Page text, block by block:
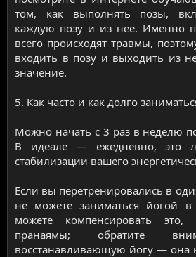
том, как выполнять позы,
каждую позу и из нее. Именно
всего происходят травмы,
входить в позу и выходить из
значение.
5. Как часто и как долго
Можно начать с 3 раз в неделю
В идеале — ежедневно, это
стабилизации вашего
Если вы перетренировались в
не можете заниматься йогой в
можете компенсировать
пранаямы; обратите
восстанавливающую йогу — она